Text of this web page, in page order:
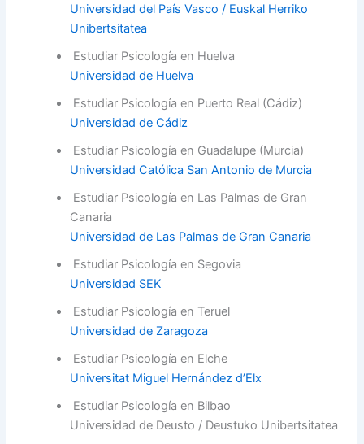
Universidad del País Vasco / Euskal Herriko
Unibertsitatea
Estudiar Psicología en Huelva
Universidad de Huelva
Estudiar Psicología en Puerto Real (Cádiz)
Universidad de Cádiz
Estudiar Psicología en Guadalupe (Murcia)
Universidad Católica San Antonio de Murcia
Estudiar Psicología en Las Palmas de Gran
Canaria
Universidad de Las Palmas de Gran Canaria
Estudiar Psicología en Segovia
Universidad SEK
Estudiar Psicología en Teruel
Universidad de Zaragoza
Estudiar Psicología en Elche
Universitat Miguel Hernández d’Elx
Estudiar Psicología en Bilbao
Universidad de Deusto / Deustuko Unibertsitatea